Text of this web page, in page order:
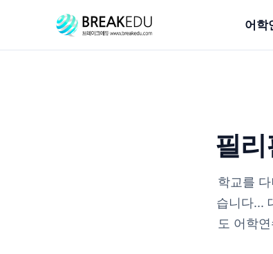
어학
필
학교를
습니다...
도 어학